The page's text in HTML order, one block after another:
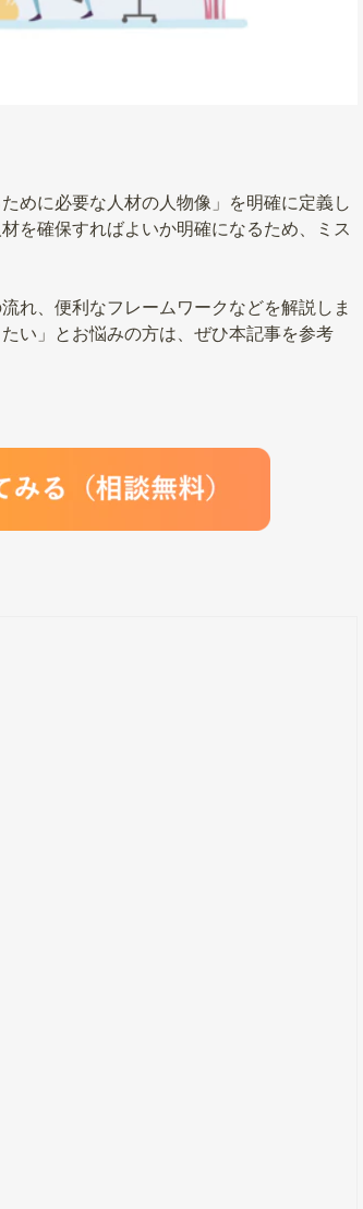
めに必要な人材の人物像」を明確に定義し
を確保すればよいか明確になるため、ミス
れ、便利なフレームワークなどを解説しま
い」とお悩みの方は、ぜひ本記事を参考